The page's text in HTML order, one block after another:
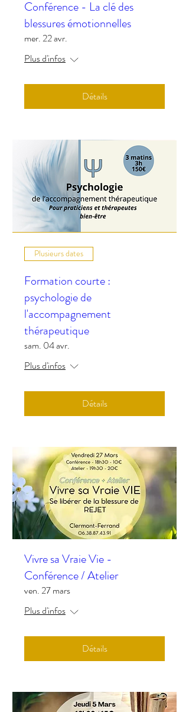
Conférence - La clé des
blessures émotionnelles
mer. 22 avr.
Plus d'infos
Détails
Plusieurs dates
Formation courte :
psychologie de
l'accompagnement
thérapeutique
sam. 04 avr.
Plus d'infos
Détails
Vivre sa Vraie Vie -
Conférence / Atelier
ven. 27 mars
Plus d'infos
Détails